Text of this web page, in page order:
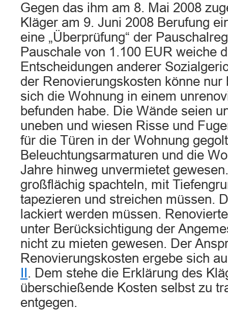
Gegen das ihm am 8. Mai 2008
Kläger am 9. Juni 2008 Berufung
eine „Überprüfung“ der
Pauschale von 1.100 EUR weiche
Entscheidungen anderer
der Renovierungskosten könne nur
sich die Wohnung in einem
befunden habe. Die Wände seien
uneben und wiesen Risse und
für die Türen in der Wohnung
Beleuchtungsarmaturen und die
Jahre hinweg unvermietet
großflächig spachteln, mit
tapezieren und streichen müssen.
lackiert werden müssen.
unter Berücksichtigung der
nicht zu mieten gewesen. Der
Renovierungskosten ergebe sich
. Dem stehe die Erklärung des
überschießende Kosten selbst zu
entgegen.